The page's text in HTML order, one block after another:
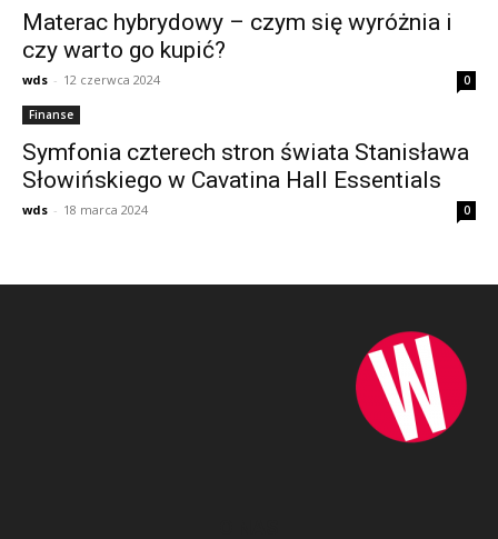
Materac hybrydowy – czym się wyróżnia i
czy warto go kupić?
wds - 12 czerwca 2024 0
Finanse
Symfonia czterech stron świata Stanisława
Słowińskiego w Cavatina Hall Essentials
wds - 18 marca 2024 0